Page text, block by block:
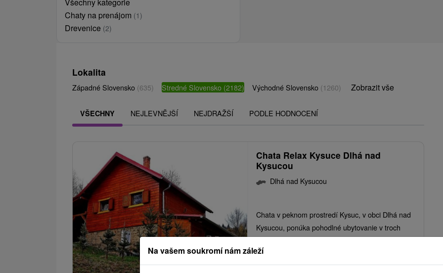
Všechny kategorie
Chaty na prenájom (1)
Drevenice (2)
Lokalita
Západné Slovensko (635) Stredné Slovensko (2182) Východné Slovensko (1260) Zobrazit vše
VŠECHNY NEJLEVNĚJŠÍ NEJDRAŽŠÍ PODLE HODNOCENÍ
Chata Relax Kysuce Dlhá nad
Kysucou
Dlhá nad Kysucou
Chata v peknom prostredí Kysuc, v obci Dlhá nad
Kysucou, ponúka pohodlné ubytovanie v troch
spálňach,...
Na vašem soukromí nám záleží